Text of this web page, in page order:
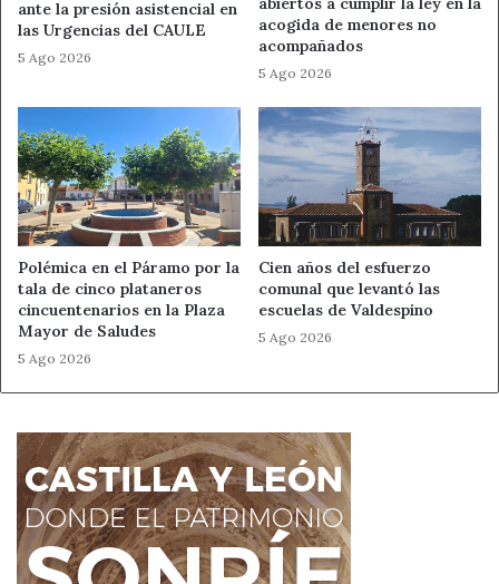
ante la presión asistencial en
las Urgencias del CAULE
5 Ago 2026
acogida de menores no
acompañados
5 Ago 2026
Polémica en el Páramo por la
tala de cinco plataneros
cincuentenarios en la Plaza
Mayor de Saludes
5 Ago 2026
Cien años del esfuerzo
comunal que levantó las
escuelas de Valdespino
5 Ago 2026